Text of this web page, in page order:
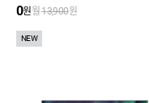
0원월13,900원
NEW